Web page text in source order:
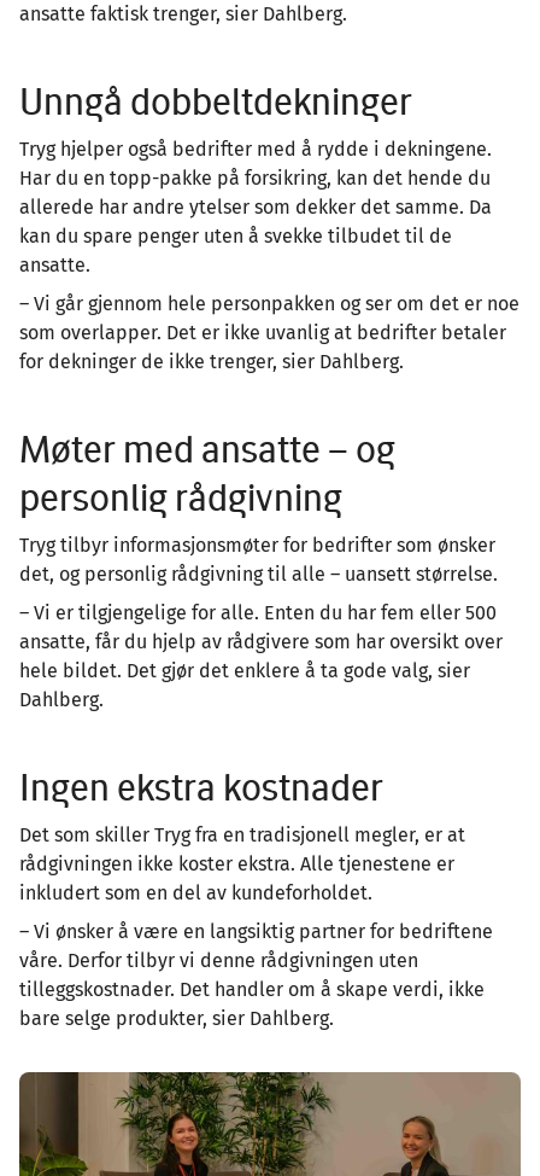
ansatte faktisk trenger, sier Dahlberg.
Unngå dobbeltdekninger
Tryg hjelper også bedrifter med å rydde i dekningene.
Har du en topp-pakke på forsikring, kan det hende du
allerede har andre ytelser som dekker det samme. Da
kan du spare penger uten å svekke tilbudet til de
ansatte.
– Vi går gjennom hele personpakken og ser om det er noe
som overlapper. Det er ikke uvanlig at bedrifter betaler
for dekninger de ikke trenger, sier Dahlberg.
Møter med ansatte – og
personlig rådgivning
Tryg tilbyr informasjonsmøter for bedrifter som ønsker
det, og personlig rådgivning til alle – uansett størrelse.
– Vi er tilgjengelige for alle. Enten du har fem eller 500
ansatte, får du hjelp av rådgivere som har oversikt over
hele bildet. Det gjør det enklere å ta gode valg, sier
Dahlberg.
Ingen ekstra kostnader
Det som skiller Tryg fra en tradisjonell megler, er at
rådgivningen ikke koster ekstra. Alle tjenestene er
inkludert som en del av kundeforholdet.
– Vi ønsker å være en langsiktig partner for bedriftene
våre. Derfor tilbyr vi denne rådgivningen uten
tilleggskostnader. Det handler om å skape verdi, ikke
bare selge produkter, sier Dahlberg.
Image